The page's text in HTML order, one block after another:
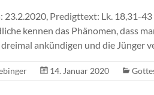
23.2.2020, Predigttext: Lk. 18,31-43
kennen das Phänomen, dass
ankündigen und die Jünger
14. Januar 2020